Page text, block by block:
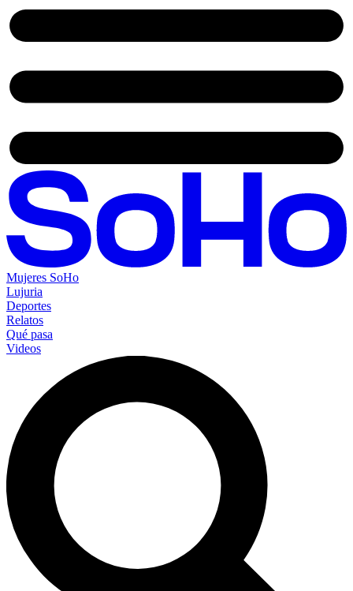
Mujeres SoHo
Lujuria
Deportes
Relatos
Qué pasa
Videos